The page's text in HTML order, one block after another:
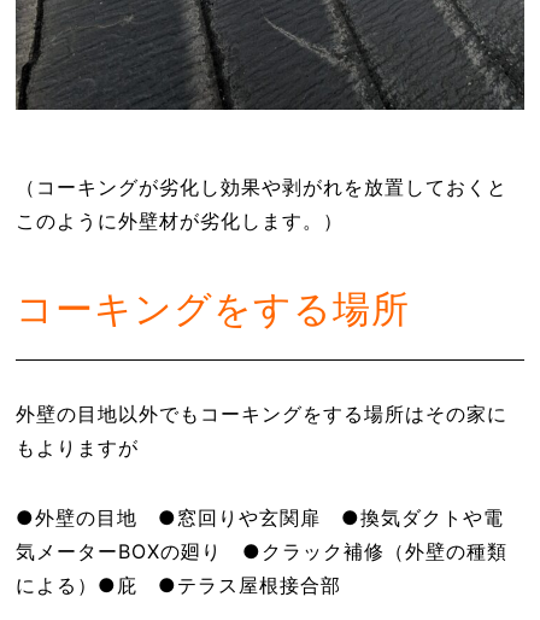
（コーキングが劣化し効果や剥がれを放置しておくと
このように外壁材が劣化します。）
コーキングをする場所
外壁の目地以外でもコーキングをする場所はその家に
もよりますが
●外壁の目地 ●窓回りや玄関扉 ●換気ダクトや電
気メーターBOXの廻り ●クラック補修（外壁の種類
による）●庇 ●テラス屋根接合部